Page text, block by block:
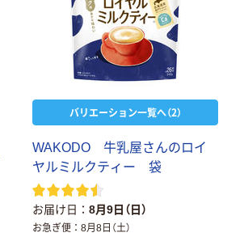
バリエーション一覧へ（2）
WAKODO 牛乳屋さんのロイ
ヤルミルクティー 袋
お届け日 8月9日（日）
お急ぎ便 8月8日（土）